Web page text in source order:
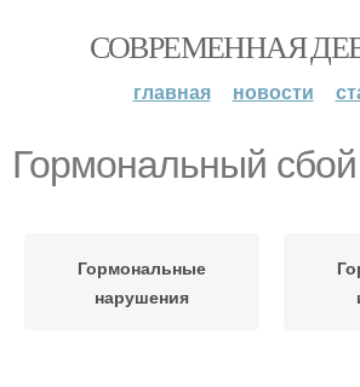
СОВРЕМЕННАЯ
главная новости
Гормональный сбой
Гормональные
нарушения